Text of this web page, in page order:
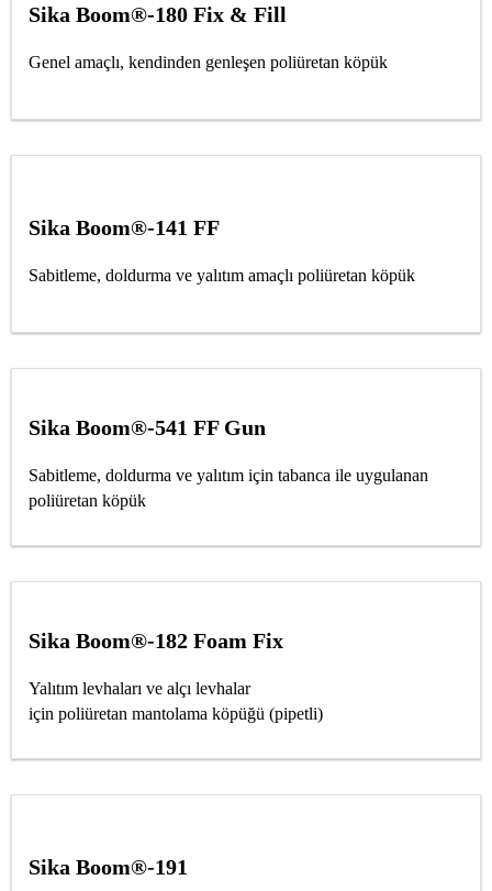
Sika Boom®-180 Fix & Fill
Genel amaçlı, kendinden genleşen poliüretan köpük
Sika Boom®-141 FF
Sabitleme, doldurma ve yalıtım amaçlı poliüretan köpük
Sika Boom®-541 FF Gun
Sabitleme, doldurma ve yalıtım için tabanca ile uygulanan
poliüretan köpük
Sika Boom®-182 Foam Fix
Yalıtım levhaları ve alçı levhalar
için poliüretan mantolama köpüğü (pipetli)
Sika Boom®-191